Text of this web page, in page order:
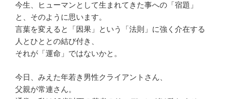
今生、ヒューマンとして生まれてきた事への「宿題」
と、そのように思います。
言葉を変えると「因果」という「法則」に強く介在する
人とひととの結び付き、
それが「運命」ではないかと。
今日、みえた年若き男性クライアントさん、
父親が常連さん。